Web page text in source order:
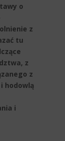
o
z
tu
z
z
hodowlą
i